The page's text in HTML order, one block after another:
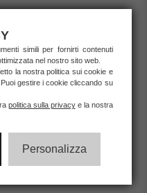
"campo
simili per fornirti contenuti
nel nostro sito web.
la nostra politica sui cookie e
gestire i cookie cliccando su
politica sulla privacye la nostra
Personalizza